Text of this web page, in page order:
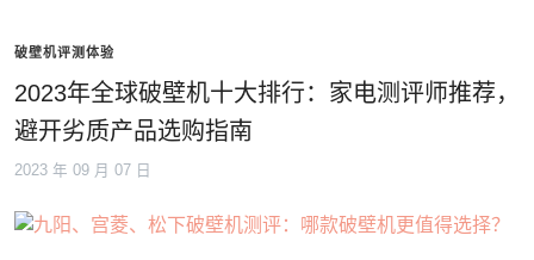
破壁机评测体验
2023年全球破壁机十大排行：家电测评师推荐，
避开劣质产品选购指南
2023 年 09 月 07 日